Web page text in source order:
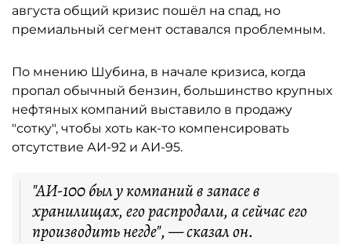
августа общий кризис пошёл на спад, но
премиальный сегмент оставался проблемным.
По мнению Шубина, в начале кризиса, когда
пропал обычный бензин, большинство крупных
нефтяных компаний выставило в продажу
"сотку", чтобы хоть как-то компенсировать
отсутствие АИ-92 и АИ-95.
"АИ-100 был у компаний в запасе в
хранилищах, его распродали, а сейчас его
производить негде", — сказал он.